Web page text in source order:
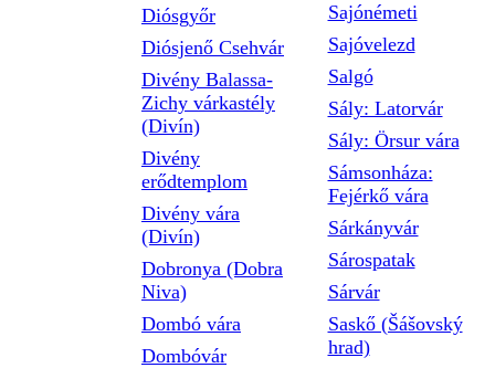
Diósgyőr
Diósjenő Csehvár
Divény Balassa-
Zichy várkastély
(Divín)
Divény
erődtemplom
Divény vára
(Divín)
Dobronya (Dobra
Niva)
Dombó vára
Dombóvár
Sajónémeti
Sajóvelezd
Salgó
Sály: Latorvár
Sály: Örsur vára
Sámsonháza:
Fejérkő vára
Sárkányvár
Sárospatak
Sárvár
Saskő (Šášovský
hrad)